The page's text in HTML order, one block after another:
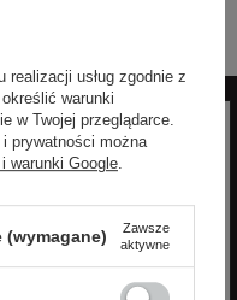
o nowościach i
usług zgodnie z
warunki
w Twojej przeglądarce.
prywatności można
warunki Google.
Zawsze
aktywne